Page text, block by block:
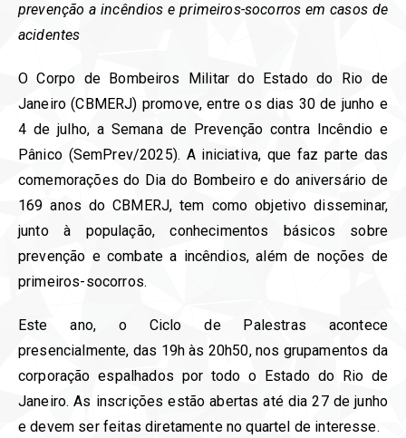
prevenção a incêndios e primeiros-socorros em casos de
acidentes
O Corpo de Bombeiros Militar do Estado do Rio de
Janeiro (CBMERJ) promove, entre os dias 30 de junho e
4 de julho, a Semana de Prevenção contra Incêndio e
Pânico (SemPrev/2025). A iniciativa, que faz parte das
comemorações do Dia do Bombeiro e do aniversário de
169 anos do CBMERJ, tem como objetivo disseminar,
junto à população, conhecimentos básicos sobre
prevenção e combate a incêndios, além de noções de
primeiros-socorros.
Este ano, o Ciclo de Palestras acontece
presencialmente, das 19h às 20h50, nos grupamentos da
corporação espalhados por todo o Estado do Rio de
Janeiro. As inscrições estão abertas até dia 27 de junho
e devem ser feitas diretamente no quartel de interesse.